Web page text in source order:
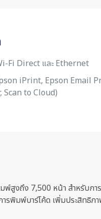
Fi Direct และ Ethernet
iPrint, Epson Email
to Cloud)
สูงถึง 7,500 หน้า สำหรับกา
มพ์บาร์โค้ด เพิ่มประสิทธิภา